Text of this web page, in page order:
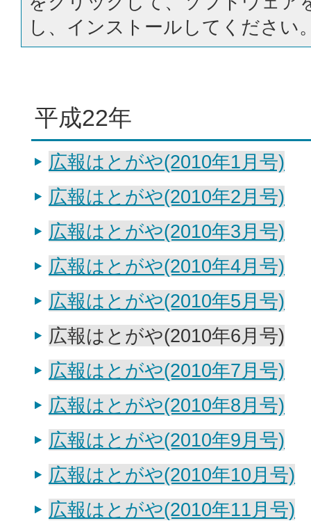
し、インストールしてください
平成22年
広報はとがや(2010年1月号)
広報はとがや(2010年2月号)
広報はとがや(2010年3月号)
広報はとがや(2010年4月号)
広報はとがや(2010年5月号)
広報はとがや(2010年6月号)
広報はとがや(2010年7月号)
広報はとがや(2010年8月号)
広報はとがや(2010年9月号)
広報はとがや(2010年10月号)
広報はとがや(2010年11月号)